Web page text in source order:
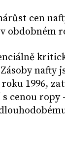
cen
obdobném
nafty
1996,
cenou ropy